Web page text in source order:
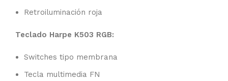
Retroiluminación roja
Teclado Harpe K503 RGB:
Switches tipo membrana
Tecla multimedia FN